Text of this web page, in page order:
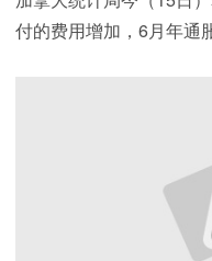
付的费用增加，6月年通